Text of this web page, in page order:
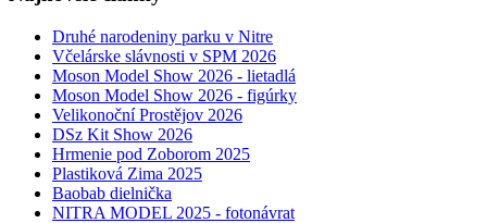
Druhé narodeniny parku v Nitre
Včelárske slávnosti v SPM 2026
Moson Model Show 2026 - lietadlá
Moson Model Show 2026 - figúrky
Velikonoční Prostějov 2026
DSz Kit Show 2026
Hrmenie pod Zoborom 2025
Plastiková Zima 2025
Baobab dielnička
NITRA MODEL 2025 - fotonávrat